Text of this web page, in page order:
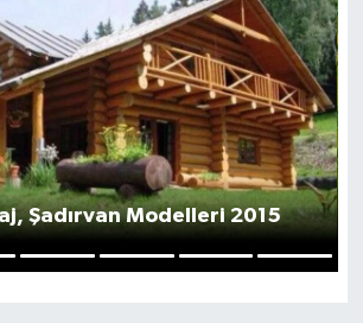
Şadırvan Modelleri 2015
Haberleri